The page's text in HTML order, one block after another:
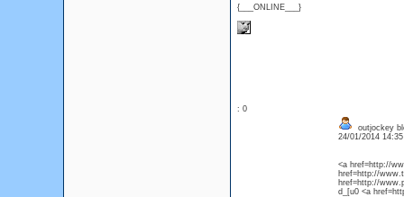
{___ONLINE___}
: 0
outjockey
24/01/2014
<a href=http://
href=http://
href=http://
d_[u0 <a